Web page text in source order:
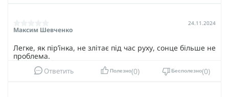
Максим Шевченко
24.11.2024
Легке, як пір’їнка, не злітає під час руху, сонце більше не
проблема.
Ответить Полезно 0 Бесполезно 0